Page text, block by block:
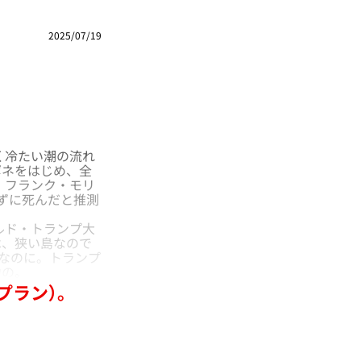
2025/07/19
たい潮の流れ
をはじめ、全
ランク・モリ
に死んだと推測
・トランプ大
狭い島なので
のに。トランプ
ン）。